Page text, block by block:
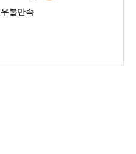
불만족